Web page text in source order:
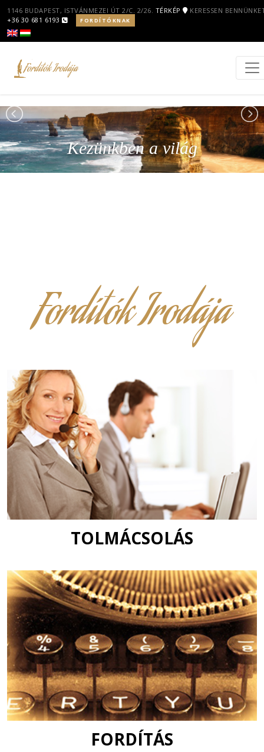
1146 BUDAPEST, ISTVÁNMEZEI ÚT 2/C. 2/26. TÉRKÉP
KERESSEN
+36 30 681 6193
FORDÍTÓKNAK
Kezünkben a világ
Fordítók Irodája
TOLMÁCSOLÁS
FORDÍTÁS